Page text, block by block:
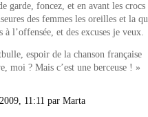
garde, foncez, et en avant les
des femmes les oreilles et la
à l’offensée, et des excuses je veux.
espoir de la chanson française
moi ? Mais c’est une berceuse ! »
11:11 par Marta